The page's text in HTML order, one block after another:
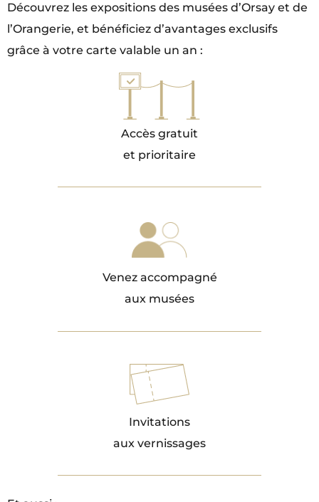
Découvrez les expositions des musées d’Orsay et de
l’Orangerie, et bénéficiez d’avantages exclusifs
grâce à votre carte valable un an :
Accès gratuit
et prioritaire
Venez accompagné
aux musées
Invitations
aux vernissages